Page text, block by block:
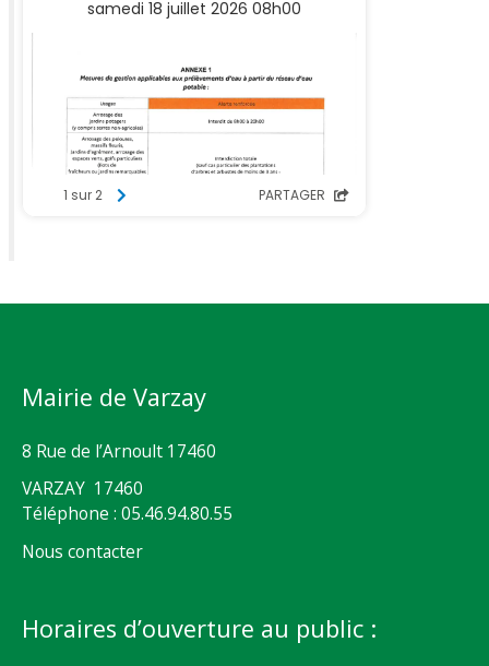
Mairie de Varzay
8 Rue de l’Arnoult 17460
VARZAY 17460
Téléphone : 05.46.94.80.55
Nous contacter
Horaires d’ouverture au public :